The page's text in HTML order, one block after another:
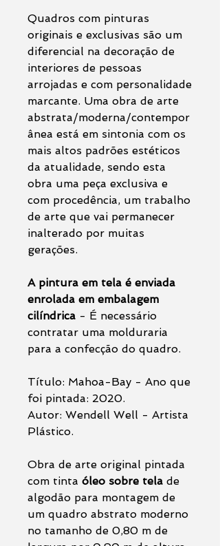
Quadros com pinturas
originais e exclusivas são um
diferencial na decoração de
interiores de pessoas
arrojadas e com personalidade
marcante. Uma obra de arte
abstrata/moderna/contempor
ânea está em sintonia com os
mais altos padrões estéticos
da atualidade, sendo esta
obra uma peça exclusiva e
com procedência, um trabalho
de arte que vai permanecer
inalterado por muitas
gerações.
A pintura em tela é enviada
enrolada em embalagem
cilíndrica - É necessário
contratar uma molduraria
para a confecção do quadro.
Título: Mahoa-Bay - Ano que
foi pintada: 2020.
Autor: Wendell Well - Artista
Plástico.
Obra de arte original pintada
com tinta óleo sobre tela de
algodão para montagem de
um quadro abstrato moderno
no tamanho de 0,80 m de